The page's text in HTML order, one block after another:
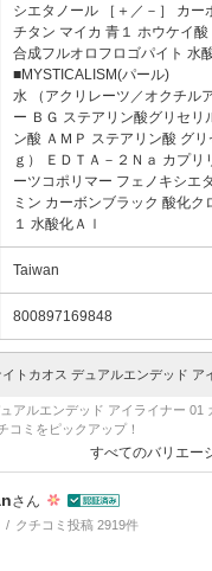
シエタノール ［＋／－］ カー
チタン マイカ 青１ ホウケイ
合成フルオロフロゴパイト 水
■MYSTICALISM(パール)
水 （アクリレーツ／オクチル
ー ＢＧ ステアリン酸グリセリ
ン酸 ＡＭＰ ステアリン酸 グ
ｇ） ＥＤＴＡ－２Ｎａ カプ
ーツコポリマー フェノキシエ
ミン カーボンブラック 酸化
１ 水酸化Ａｌ
Taiwan
800897169848
イトカオス デュアルエンデッド ア
アルエンデッド アイライナー 01
コミをピックアップ！
すべてのバリエー
さん
クチコミ投稿 2919件